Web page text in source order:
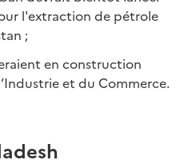
l'extraction de pétrole
;
en construction
et du Commerce.